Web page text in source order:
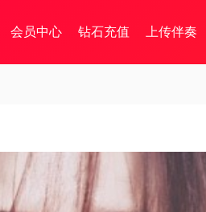
会员中心 钻石充值 上传伴奏